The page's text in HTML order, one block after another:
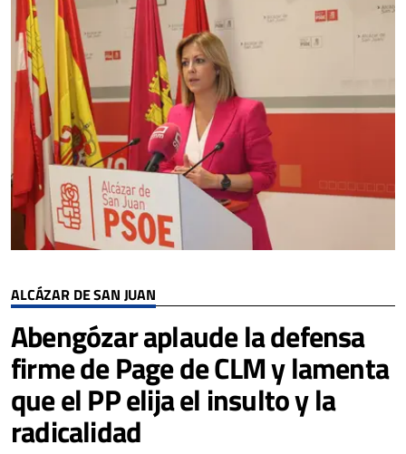
ALCÁZAR DE SAN JUAN
Abengózar aplaude la defensa
firme de Page de CLM y lamenta
que el PP elija el insulto y la
radicalidad